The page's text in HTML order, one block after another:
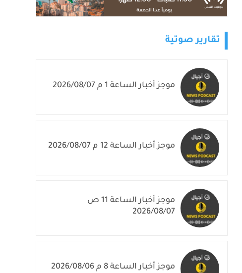
تقارير صوتية
موجز أخبار الساعة 1 م 2026/08/07
موجز أخبار الساعة 12 م 2026/08/07
موجز أخبار الساعة 11 ص
2026/08/07
موجز أخبار الساعة 8 م 2026/08/06